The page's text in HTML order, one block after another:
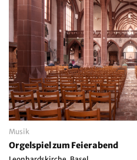
Musik
Orgelspiel zum Feierabend